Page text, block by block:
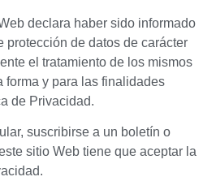
declara haber sido informado
protección de datos de carácter
el tratamiento de los mismos
forma y para las finalidades
de Privacidad.
suscribirse a un boletín o
sitio Web tiene que aceptar la